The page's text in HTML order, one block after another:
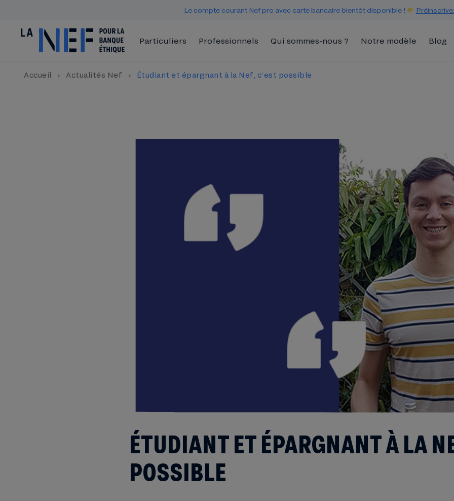
Le compte courant Nef pro avec carte bancaire bientôt disponible !
Particuliers Professionnels Qui sommes-nous ? Notre modèle Blog
Accueil › Actualités Nef › Étudiant et épargnant à la Nef, c’est possible
ÉTUDIANT ET ÉPARGNANT À LA
POSSIBLE